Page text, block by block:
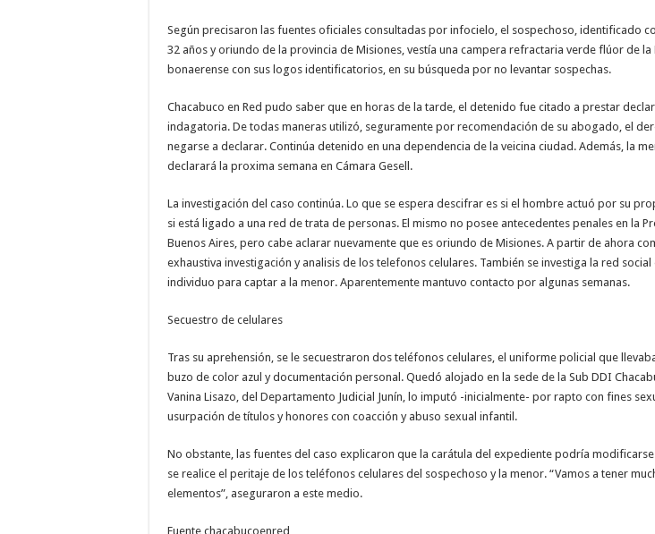
Según precisaron las fuentes oficiales consultadas por infocielo, el sospechoso, identificado
32 años y oriundo de la provincia de Misiones, vestía una campera refractaria verde flúor de la
bonaerense con sus logos identificatorios, en su búsqueda por no levantar sospechas.
Chacabuco en Red pudo saber que en horas de la tarde, el detenido fue citado a prestar
indagatoria. De todas maneras utilizó, seguramente por recomendación de su abogado, el
negarse a declarar. Continúa detenido en una dependencia de la veicina ciudad. Además, la
declarará la proxima semana en Cámara Gesell.
La investigación del caso continúa. Lo que se espera descifrar es si el hombre actuó por su
si está ligado a una red de trata de personas. El mismo no posee antecedentes penales en la
Buenos Aires, pero cabe aclarar nuevamente que es oriundo de Misiones. A partir de ahora
exhaustiva investigación y analisis de los telefonos celulares. También se investiga la red social
individuo para captar a la menor. Aparentemente mantuvo contacto por algunas semanas.
Secuestro de celulares
Tras su aprehensión, se le secuestraron dos teléfonos celulares, el uniforme policial que
buzo de color azul y documentación personal. Quedó alojado en la sede de la Sub DDI
Vanina Lisazo, del Departamento Judicial Junín, lo imputó -inicialmente- por rapto con fines
usurpación de títulos y honores con coacción y abuso sexual infantil.
No obstante, las fuentes del caso explicaron que la carátula del expediente podría modificarse
se realice el peritaje de los teléfonos celulares del sospechoso y la menor. “Vamos a tener
elementos”, aseguraron a este medio.
Fuente chacabucoenred